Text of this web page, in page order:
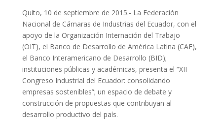
Quito, 10 de septiembre de 2015.- La Federación
Nacional de Cámaras de Industrias del Ecuador, con el
apoyo de la Organización Internación del Trabajo
(OIT), el Banco de Desarrollo de América Latina (CAF),
el Banco Interamericano de Desarrollo (BID);
instituciones públicas y académicas, presenta el “XII
Congreso Industrial del Ecuador: consolidando
empresas sostenibles”; un espacio de debate y
construcción de propuestas que contribuyan al
desarrollo productivo del país.